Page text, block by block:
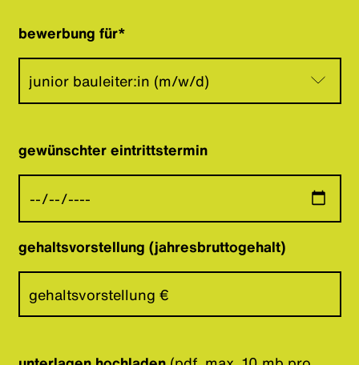
bewerbung für*
gewünschter eintrittstermin
gehaltsvorstellung (jahresbruttogehalt)